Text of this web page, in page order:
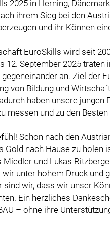
2025 in Herning,
ihrem Sieg bei den
und ihr Können
EuroSkills wird seit
12. September 2025
an. Ziel der
von Bildung und
haben unsere jungen
messen und zu den
Schon nach den
Gold nach Hause zu holen
und Lukas
unter hohem Druck und
wir, dass wir unser
Ein herzliches
– ohne ihre